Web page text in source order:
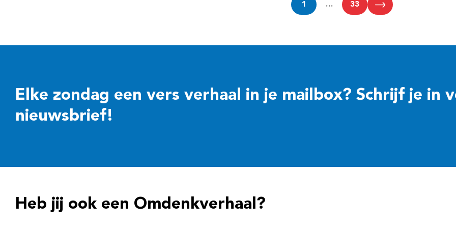
1 … 33
Elke zondag een vers verhaal in je mailbox? Schrijf je in
nieuwsbrief!
Heb jij ook een Omdenkverhaal?